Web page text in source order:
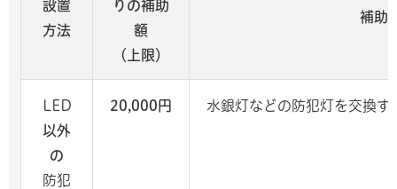
設置
方法
りの補助
額
（上限）
補助
LED
以外
の
防犯
20,000円 水銀灯などの防犯灯を交換す